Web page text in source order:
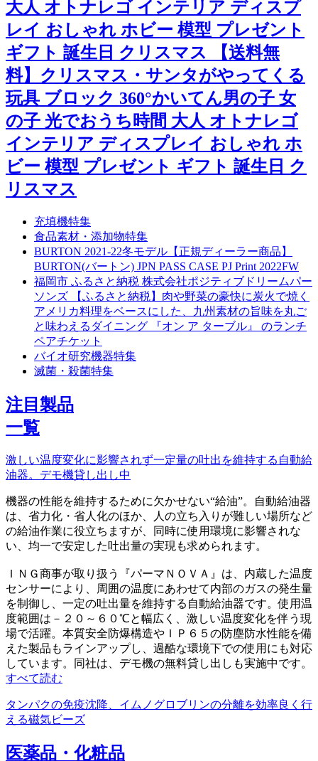
大人 オトナレゴ インテリア ディスプ
レイ おしゃれ ホビー 模型 プレゼント
ギフト 誕生日 クリスマス 【送料無
料】クリスマス・サンタがやってくる
玩具 ブロック 360°かいてん男の子 女
の子 光でおうち時間 大人 オトナレゴ
インテリア ディスプレイ おしゃれ ホ
ビー 模型 プレゼント ギフト 誕生日 ク
リスマス
充填機特集
食品素材・添加物特集
BURTON 2021-22冬モデル【正規ディーラー商品】
BURTON(バートン) JPN PASS CASE PJ Print 2022FW
福岡市 ふるさと納税 株式会社ポジティブドリームパー
ソンズ 【ふるさと納税】肉や野菜の豪快に炭火で焼く
アメリカ料理をベースにした、九州素材の旨味を丸ご
と味わえるダイニング 『オン ア ターブル』 のランチ
ペアチケット
バイオ研究機器特集
滅菌・殺菌特集
注目製品
一覧
激しい温度変化に影響されず一定量の吐出を維持する自動給
油器。デモ機貸し出し中
機器の性能を維持するために欠かせない“給油”。自動給油器
は、省力化・省人化のほか、人の立ち入りが難しい場所など
の給油作業に役立ちますが、同時に使用環境に影響されな
い、均一で安定した吐出量の実現も求められます。
ＩＮＧ商事が取り扱う『パーマＮＯＶＡ』は、内蔵した温度
センサーにより、周囲の温度にあわせて内部のガスの発生量
を制御し、一定の吐出量を維持する自動給油器です。使用温
度範囲は－２０～６０℃と幅広く、激しい温度変化を伴う現
場で活躍。本質安全防爆構造やＩＰ６５の防塵防水性能を備
えた製品もラインアップし、過酷な環境下での使用にも対応
しています。同社は、デモ機の無料貸し出しも実施中です。
すべて読む
タンパクの免疫沈降、イムノグロブリンの分離を効率良く行
える磁気ビーズ
医薬品・化粧品